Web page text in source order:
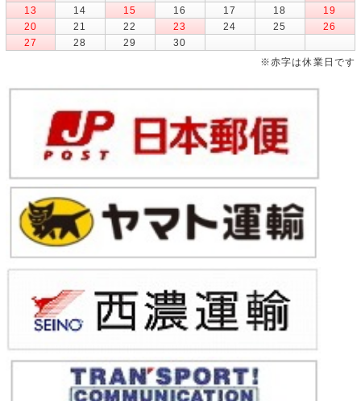
13
14 15 16 17 18
19
20
21 22 23 24 25
26
27
28 29
30
※赤字は休業日です